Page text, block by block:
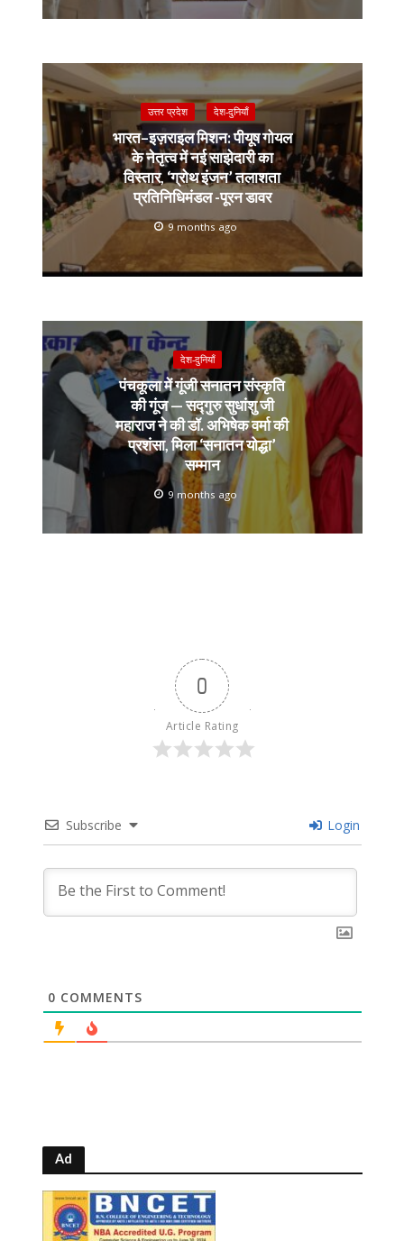
उत्तर प्रदेश देश-दुनियाँ
भारत–इज़राइल मिशन: पीयूष गोयल
के नेतृत्व में नई साझेदारी का
विस्तार, ‘ग्रोथ इंजन’ तलाशता
प्रतिनिधिमंडल -पूरन डावर
9 months ago
देश-दुनियाँ
पंचकूला में गूंजी सनातन संस्कृति
की गूंज — सद्गुरु सुधांशु जी
महाराज ने की डॉ. अभिषेक वर्मा की
प्रशंसा, मिला ‘सनातन योद्धा’
सम्मान
9 months ago
0
Article Rating
Subscribe Login
0 COMMENTS
Ad